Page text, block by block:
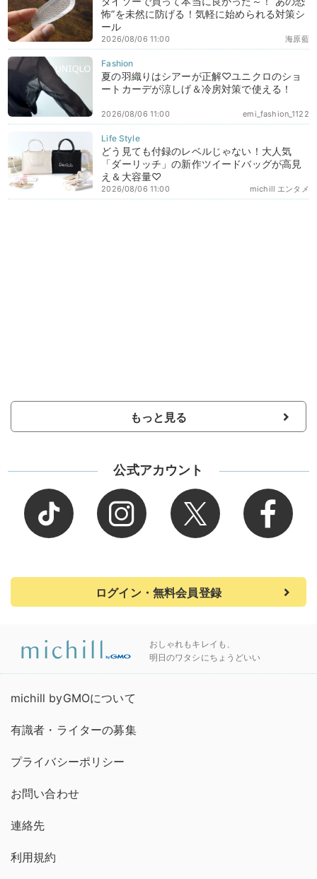
怖”を未然に防げる！気軽に始められる対策シ
ール
海原藍
2026/08/06 11:00
夏の羽織りはシアーが正解♡ユニクロのショ
ートカーデが涼しげ＆冷房対策で使える！
emi_fashion_1122
2026/08/06 11:00
どう見ても付録のレベルじゃない！大人気
「ダーリッチ」の新作ツイードバッグが高見
え＆大容量♡
michill エンタメ
2026/08/06 11:00
もっと見る
公式アカウント
ログイン・無料会員登録
おしゃれもキレイも、
明日のワタシにちょうどいい
michill byGMOについて
有識者・ライターの募集
プライバシーポリシー
お問い合わせ
連絡先
利用規約